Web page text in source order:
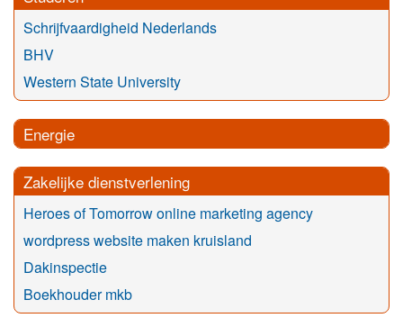
Schrijfvaardigheid Nederlands
BHV
Western State University
Energie
Zakelijke dienstverlening
Heroes of Tomorrow online marketing agency
wordpress website maken kruisland
Dakinspectie
Boekhouder mkb